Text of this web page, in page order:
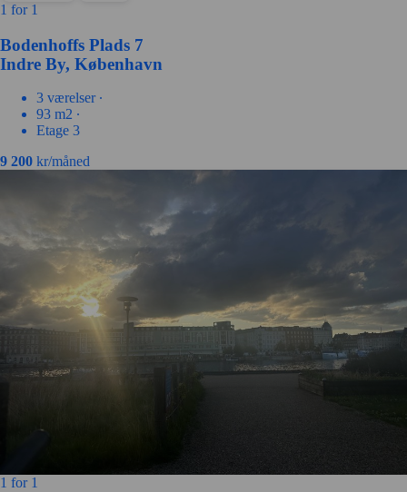
1 for 1
Bodenhoffs Plads 7
Indre By, København
3 værelser ∙
93 m2 ∙
Etage 3
9 200 kr/måned
1 for 1